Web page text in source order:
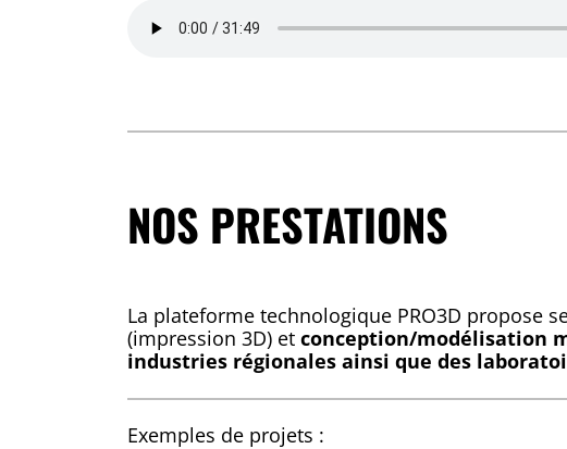
NOS PRESTATIONS
La plateforme technologique PRO3D propose
(impression 3D) et conception/modélisation
industries régionales ainsi que des
Exemples de projets :